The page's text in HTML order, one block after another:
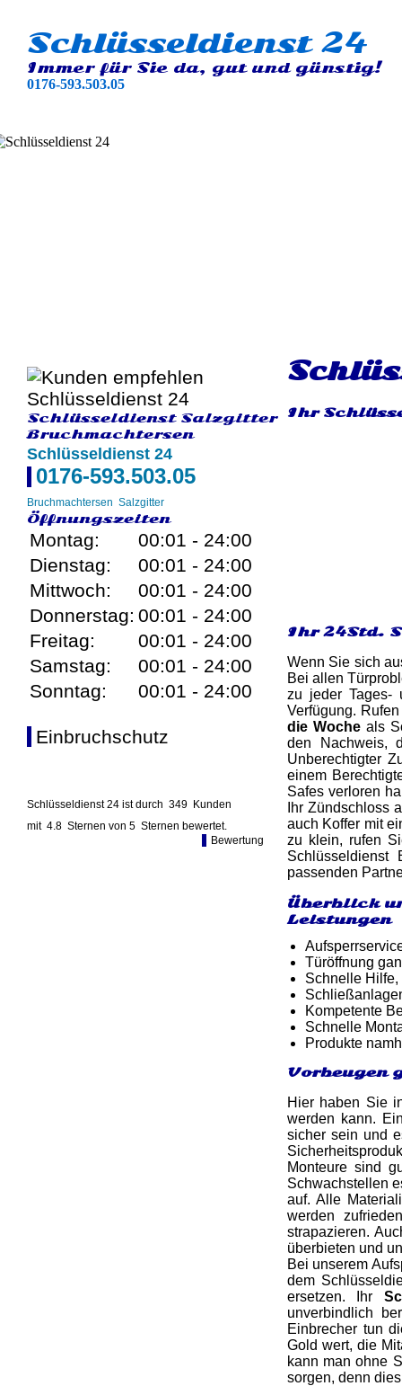
Schlüsseldienst 24
Immer für Sie da, gut und günstig!
0176-593.503.05
Schlüsseldienst Salzgitter
Bruchmachtersen
Schlüsseldienst 24
0176-593.503.05
Bruchmachtersen Salzgitter
Öffnungszeiten
Montag:
00:01 - 24:00
Dienstag:
00:01 - 24:00
Mittwoch:
00:01 - 24:00
Donnerstag: 00:01 - 24:00
Freitag:
00:01 - 24:00
Samstag:
00:01 - 24:00
Sonntag:
00:01 - 24:00
Einbruchschutz
Schlüsseldienst 24 ist durch 349 Kunden
mit 4.8 Sternen von 5 Sternen bewertet.
Bewertung
Ihr
Ihr 24Std.
Wenn Sie sich
Bei allen
zu jeder Tages-
Verfügung.
die Woche als
den Nachweis,
Unberechtigter
einem
Safes verloren
Ihr Zündschloss
auch Koffer mit
zu klein, rufen
Schlüsseldienst
passenden
Überblick
Leistungen
Türöffnung
Schnelle Hilfe,
Kompetente
Schnelle
Produkte
Vorbeugen
Hier haben Sie
werden kann.
sicher sein und
Monteure sind
Schwachstellen
auf. Alle
werden
strapazieren.
überbieten und
Bei unserem
dem
ersetzen. Ihr
unverbindlich
Einbrecher tun
Gold wert, die
kann man ohne
sorgen, denn